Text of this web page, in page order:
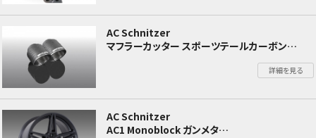
AC Schnitzer
マフラーカッター スポーツテールカーボン
詳細を見る
AC Schnitzer
AC1 Monoblock ガンメタ